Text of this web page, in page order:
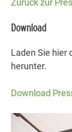
Zurück zur
Download
Laden Sie hier
herunter.
Download